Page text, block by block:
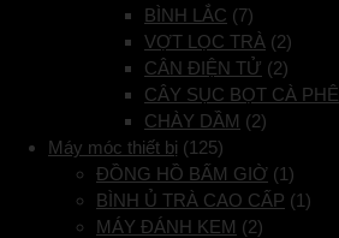
BÌNH LẮC (7)
VỢT LỌC TRÀ (2)
CÂN ĐIỆN TỬ (2)
CÂY SỤC BỌT CÀ PHÊ
CHÀY DẦM (2)
Máy móc thiết bị (125)
ĐỒNG HỒ BẤM GIỜ (1)
BÌNH Ủ TRÀ CAO CẤP (1)
MÁY ĐÁNH KEM (2)